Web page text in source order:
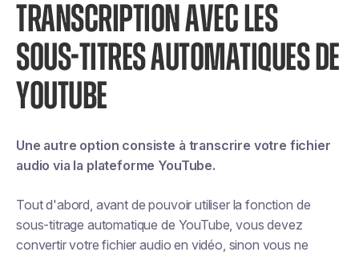
TRANSCRIPTION AVEC LES
SOUS-TITRES AUTOMATIQUES DE
YOUTUBE
Une autre option consiste à transcrire votre fichier
audio via la plateforme YouTube.
Tout d'abord, avant de pouvoir utiliser la fonction de
sous-titrage automatique de YouTube, vous devez
convertir votre fichier audio en vidéo, sinon vous ne